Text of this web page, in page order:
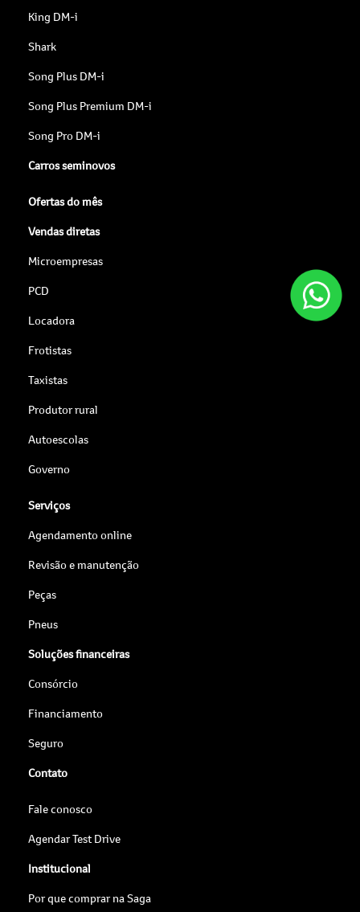
King DM-i
Shark
Song Plus DM-i
Song Plus Premium DM-i
Song Pro DM-i
Carros seminovos
Ofertas do mês
Vendas diretas
Microempresas
PCD
Locadora
Frotistas
Taxistas
Produtor rural
Autoescolas
Governo
Serviços
Agendamento online
Revisão e manutenção
Peças
Pneus
Soluções financeiras
Consórcio
Financiamento
Seguro
Contato
Fale conosco
Agendar Test Drive
Institucional
Por que comprar na Saga